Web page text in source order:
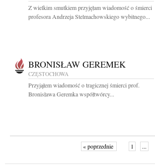
Z wielkim smutkiem przyjęłam wiadomość o śmierci
profesora Andrzeja Stelmachowskiego wybitnego...
BRONISŁAW GEREMEK
CZĘSTOCHOWA
Przyjąłem wiadomość o tragicznej śmierci prof.
Bronisława Geremka współtwórcy...
« poprzednie 1 ...